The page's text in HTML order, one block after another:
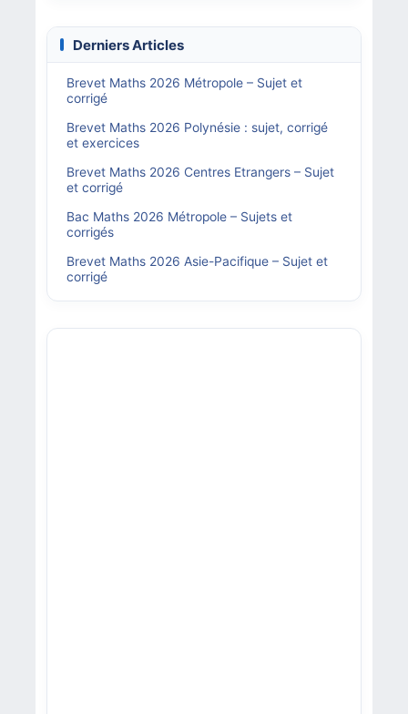
Derniers Articles
Brevet Maths 2026 Métropole – Sujet et
corrigé
Brevet Maths 2026 Polynésie : sujet, corrigé
et exercices
Brevet Maths 2026 Centres Etrangers – Sujet
et corrigé
Bac Maths 2026 Métropole – Sujets et
corrigés
Brevet Maths 2026 Asie-Pacifique – Sujet et
corrigé